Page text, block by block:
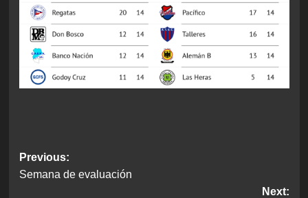
Post
navigation
Previous:
Semana de evaluación
Next: